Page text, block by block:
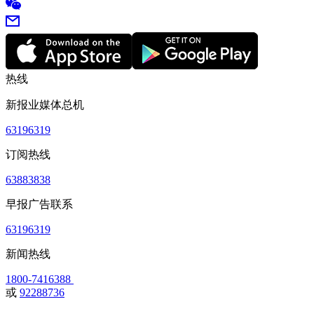
热线
新报业媒体总机
63196319
订阅热线
63883838
早报广告联系
63196319
新闻热线
1800-7416388
或 92288736